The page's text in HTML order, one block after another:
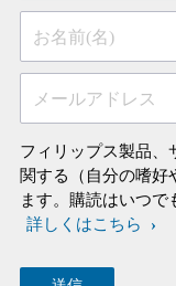
お名前(名)
メールアドレス
フィリップス製品、
関する（自分の嗜好
ます。購読はいつで
詳しくはこちら